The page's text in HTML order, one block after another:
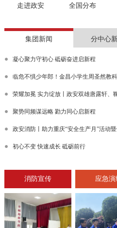
走进政安 全国分布
集团新闻 分中心
凝心聚力守初心 砥砺奋进启新程
临危不惧少年郎！金昌小学生周圣然教
聚势同频谋远略 勠力同心启新程
初心不变 快速成长 砥砺前行
消防宣传 应急演